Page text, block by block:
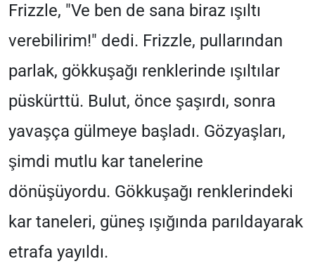
Frizzle, "Ve ben de sana biraz ışıltı
verebilirim!" dedi. Frizzle, pullarından
parlak, gökkuşağı renklerinde ışıltılar
püskürttü. Bulut, önce şaşırdı, sonra
yavaşça gülmeye başladı. Gözyaşları,
şimdi mutlu kar tanelerine
dönüşüyordu. Gökkuşağı renklerindeki
kar taneleri, güneş ışığında parıldayarak
etrafa yayıldı.